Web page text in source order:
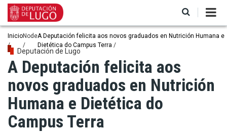
contido
principal
Miga
de
pan
InicioNodeA Deputación felicita aos novos graduados en Nutrición Humana e
Dietética do Campus Terra
Deputación de Lugo
A Deputación felicita aos
novos graduados en Nutrición
Humana e Dietética do
Campus Terra